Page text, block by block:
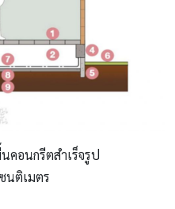
คอนกรีตสำเร็จรูป
นติเมตร